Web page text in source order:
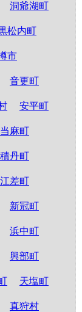
洞爺湖町
松内町
市
音更町
安平町
当麻町
積丹町
江差町
新冠町
浜中町
興部町
天塩町
真狩村